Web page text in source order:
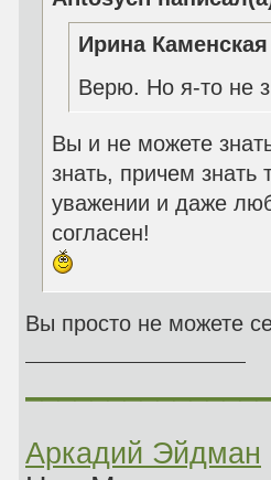
Ирина
Верю. Но я-то не
Вы и не можете
знать, причем
уважении и даже
согласен!
Вы просто не можете
Аркадий Эйдман